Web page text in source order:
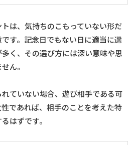
は、気持ちのこもっていない形だ
す。記念日でもない日に適当に選
く、その選び方には深い意味や思
ん。
ていない場合、遊び相手である可
であれば、相手のことを考えた特
はずです。